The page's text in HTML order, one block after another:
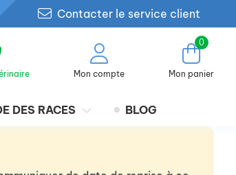
Contacter le service client
Mon compte
0
Mon panier
DES RACES BLOG